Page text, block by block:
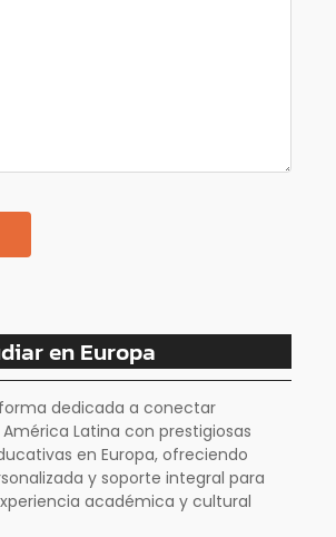
en Europa
dedicada a conectar
Latina con prestigiosas
en Europa, ofreciendo
y soporte integral para
académica y cultural